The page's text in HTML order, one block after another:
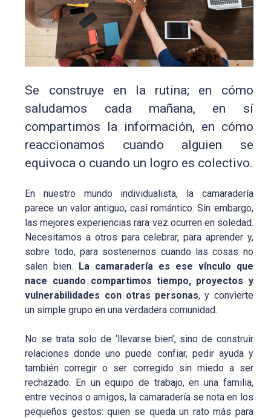
Se construye en la rutina; en cómo
saludamos cada mañana, en sí
compartimos la información, en cómo
reaccionamos cuando alguien se
equivoca o cuando un logro es colectivo.
En nuestro mundo individualista, la camaradería
parece un valor antiguo, casi romántico. Sin embargo,
las mejores experiencias rara vez ocurren en soledad.
Necesitamos a otros para celebrar, para aprender y,
sobre todo, para sostenernos cuando las cosas no
salen bien. La camaradería es ese vínculo que
nace cuando compartimos tiempo, proyectos y
vulnerabilidades con otras personas, y convierte
un simple grupo en una verdadera comunidad.
No se trata solo de ‘llevarse bien’, sino de construir
relaciones donde uno puede confiar, pedir ayuda y
también corregir o ser corregido sin miedo a ser
rechazado. En un equipo de trabajo, en una familia,
entre vecinos o amigos, la camaradería se nota en los
pequeños gestos: quien se queda un rato más para